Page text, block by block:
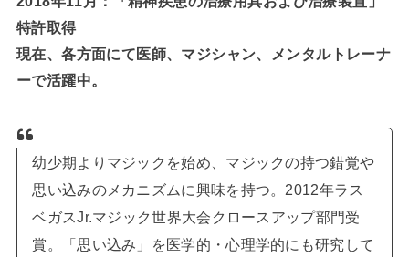
特許取得
現在、各方面にて医師、マジシャン、メンタルトレーナ
ーで活躍中。
幼少期よりマジックを始め、マジックの持つ錯覚や
思い込みのメカニズムに興味を持つ。2012年ラス
ベガスJr.マジック世界大会クロースアップ部門受
賞。「思い込み」を医学的・心理学的にも研究して